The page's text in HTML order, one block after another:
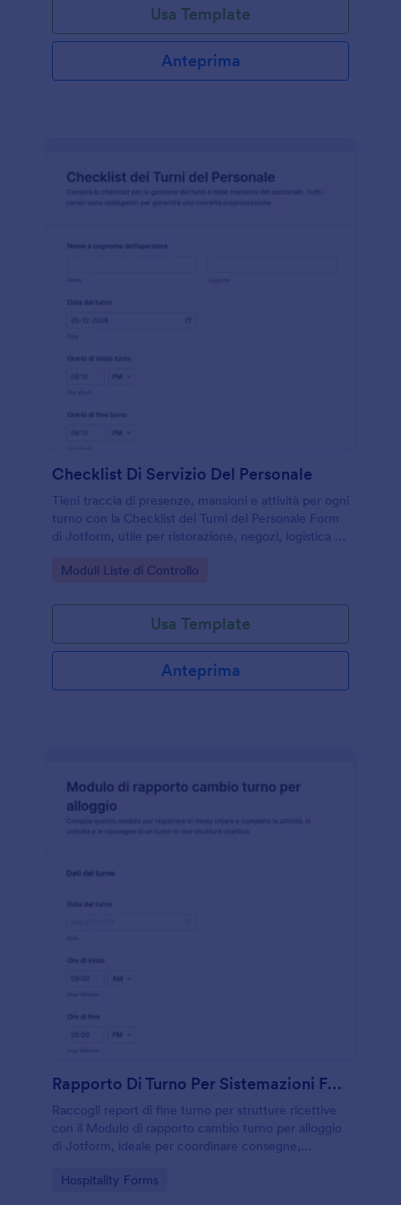
Usa Template
Anteprima
Checklist Di Servizio Del Personale
Tieni traccia di presenze, mansioni e attività per ogni
turno con la Checklist dei Turni del Personale Form
di Jotform, utile per ristorazione, negozi, logistica e
Go to Category:
Moduli Liste di Controllo
Usa Template
Anteprima
Rapporto Di Turno Per Sistemazioni Form
Raccogli report di fine turno per strutture ricettive
con il Modulo di rapporto cambio turno per alloggio
di Jotform, ideale per coordinare consegne,
raccolta dati costante.
Go to Category:
Hospitality Forms